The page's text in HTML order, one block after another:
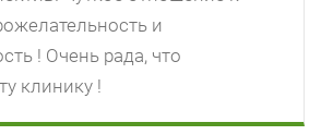
и
! Очень рада, что
клинику !